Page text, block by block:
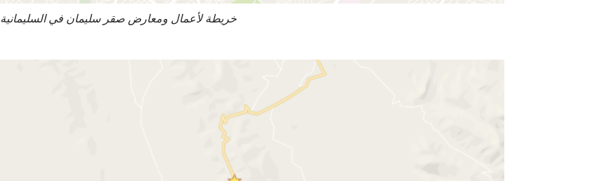
خريطة لأعمال ومعارض صقر سليمان في السليمانية